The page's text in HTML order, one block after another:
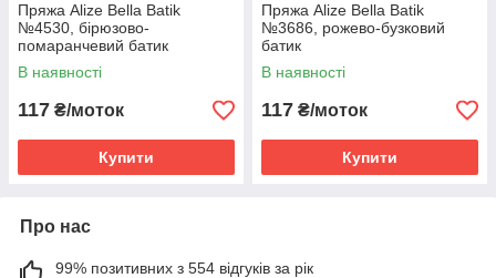
Пряжа Alize Bella Batik
№4530, бірюзово-
помаранчевий батик
В наявності
117 ₴/моток
Купити
Пряжа Alize Bella Batik
№3686, рожево-бузковий
батик
В наявності
117 ₴/моток
Купити
Про нас
99% позитивних з 554 відгуків за рік